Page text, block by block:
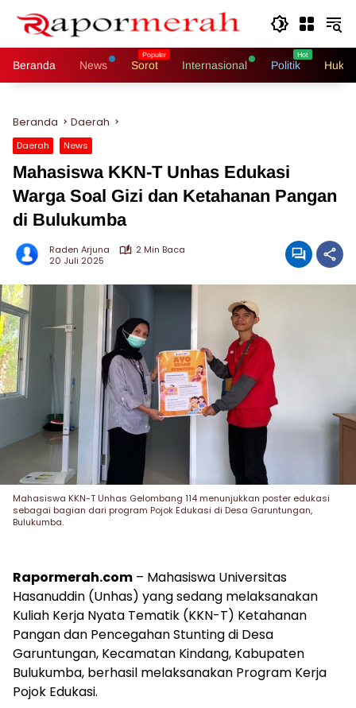
Beranda News Sorot Internasional Politik
Beranda Daerah
Daerah News
Mahasiswa KKN-T Unhas Edukasi
Warga Soal Gizi dan Ketahanan Pangan
di Bulukumba
Raden Arjuna
2 Min Baca
20 Juli 2025
Mahasiswa KKN-T Unhas Gelombang 114 menunjukkan poster edukasi
sebagai bagian dari program Pojok Edukasi di Desa Garuntungan,
Bulukumba.
Rapormerah.com – Mahasiswa Universitas
Hasanuddin (Unhas) yang sedang melaksanakan
Kuliah Kerja Nyata Tematik (KKN-T) Ketahanan
Pangan dan Pencegahan Stunting di Desa
Garuntungan, Kecamatan Kindang, Kabupaten
Bulukumba, berhasil melaksanakan Program Kerja
Pojok Edukasi.